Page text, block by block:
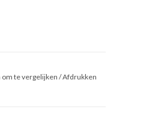
om te vergelijken /Afdrukken